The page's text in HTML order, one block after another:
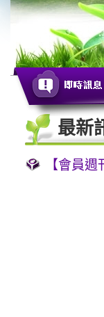
最新
【會員